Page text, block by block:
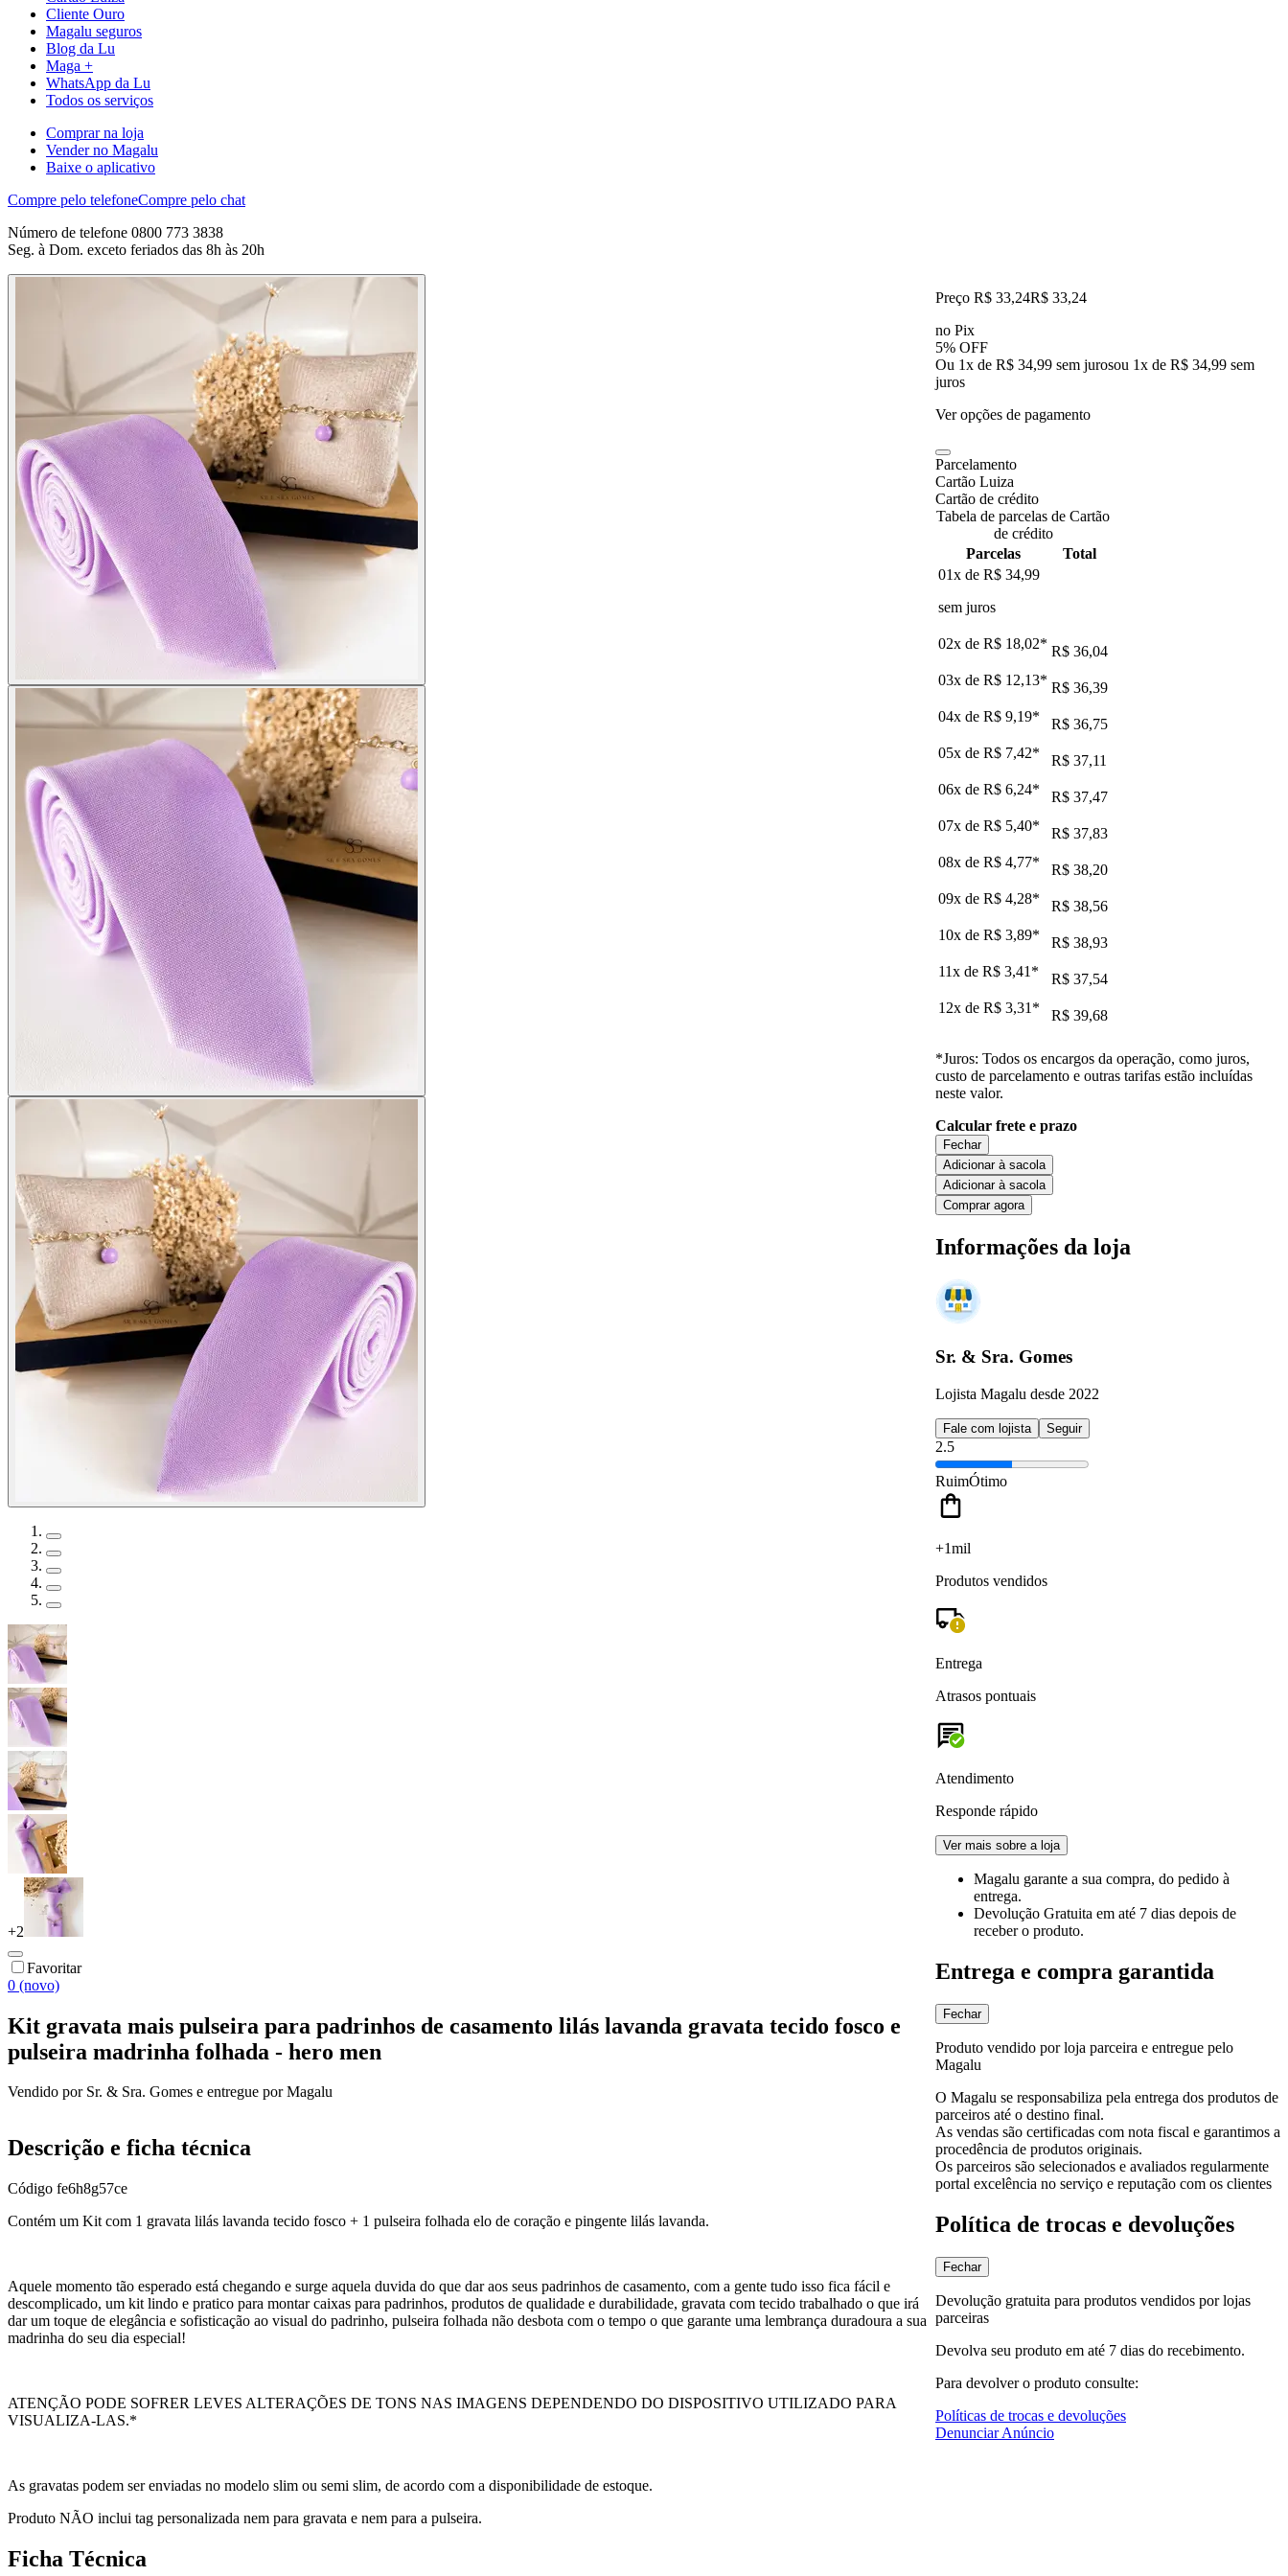
Cliente Ouro
Magalu seguros
Blog da Lu
Maga +
WhatsApp da Lu
Todos os serviços
Comprar na loja
Vender no Magalu
Baixe o aplicativo
Compre pelo telefoneCompre pelo chat
Número de telefone 0800 773 3838
Seg. à Dom. exceto feriados das 8h às 20h
+2
Favoritar
0 (novo)
Kit gravata mais pulseira para padrinhos de casamento lilás lavanda gravata tecido fosco e
pulseira madrinha folhada - hero men
Vendido por Sr. & Sra. Gomes e entregue por Magalu
Preço R$ 33,24R$ 33,24
no Pix
5% OFF
Ou 1x de R$ 34,99 sem jurosou 1x de R$ 34,99 sem
juros
Ver opções de pagamento
Parcelamento
Cartão Luiza
Cartão de crédito
Tabela de parcelas de Cartão
de crédito
Parcelas
Total
01x de R$ 34,99
sem juros
02x de R$ 18,02* R$ 36,04
03x de R$ 12,13* R$ 36,39
04x de R$ 9,19*
R$ 36,75
05x de R$ 7,42*
R$ 37,11
06x de R$ 6,24*
R$ 37,47
07x de R$ 5,40*
R$ 37,83
08x de R$ 4,77*
R$ 38,20
09x de R$ 4,28*
R$ 38,56
10x de R$ 3,89*
R$ 38,93
11x de R$ 3,41 *
R$ 37,54
12x de R$ 3,31 * R$ 39,68
*Juros: Todos os encargos da operação, como juros,
custo de parcelamento e outras tarifas estão incluídas
neste valor.
Calcular frete e prazo
Fechar
Adicionar à sacola
Adicionar à sacola
Comprar agora
Informações da loja
Sr. & Sra. Gomes
Lojista Magalu desde 2022
Fale com lojista Seguir
2.5
RuimÓtimo
+1mil
Produtos vendidos
Entrega
Atrasos pontuais
Atendimento
Responde rápido
Ver mais sobre a loja
Magalu garante a sua compra, do pedido à
entrega.
Devolução Gratuita em até 7 dias depois de
receber o produto.
Entrega e compra garantida
Fechar
Produto vendido por loja parceira e entregue pelo
Magalu
O Magalu se responsabiliza pela entrega dos produtos de
parceiros até o destino final.
As vendas são certificadas com nota fiscal e garantimos a
procedência de produtos originais.
Os parceiros são selecionados e avaliados regularmente
portal excelência no serviço e reputação com os clientes
Política de trocas e devoluções
Fechar
Devolução gratuita para produtos vendidos por lojas
parceiras
Devolva seu produto em até 7 dias do recebimento.
Para devolver o produto consulte:
Políticas de trocas e devoluções
Denunciar Anúncio
Descrição e ficha técnica
Código fe6h8g57ce
Contém um Kit com 1 gravata lilás lavanda tecido fosco + 1 pulseira folhada elo de coração e pingente lilás lavanda.
Aquele momento tão esperado está chegando e surge aquela duvida do que dar aos seus padrinhos de casamento, com a gente tudo isso fica fácil e
descomplicado, um kit lindo e pratico para montar caixas para padrinhos, produtos de qualidade e durabilidade, gravata com tecido trabalhado o que irá
dar um toque de elegância e sofisticação ao visual do padrinho, pulseira folhada não desbota com o tempo o que garante uma lembrança duradoura a sua
madrinha do seu dia especial!
ATENÇÃO PODE SOFRER LEVES ALTERAÇÕES DE TONS NAS IMAGENS DEPENDENDO DO DISPOSITIVO UTILIZADO PARA
VISUALIZA-LAS.*
As gravatas podem ser enviadas no modelo slim ou semi slim, de acordo com a disponibilidade de estoque.
Produto NÃO inclui tag personalizada nem para gravata e nem para a pulseira.
Ficha Técnica